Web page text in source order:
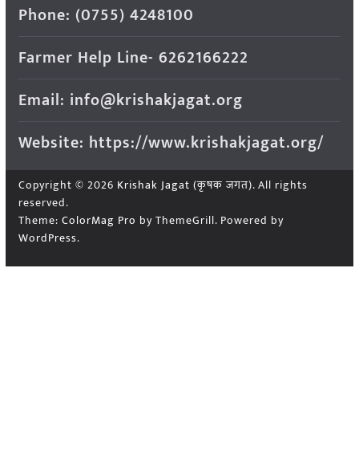
Phone: (0755) 4248100
Farmer Help Line- 6262166222
Email: info@krishakjagat.org
Website: https://www.krishakjagat.org/
Copyright © 2026 Krishak Jagat (कृषक जगत). All rights
reserved.
Theme: ColorMag Pro by ThemeGrill. Powered by
WordPress.